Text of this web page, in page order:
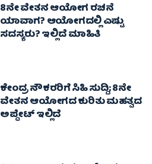
8ನೇ ವೇತನ ಆಯೋಗ ರಚನೆ
ಯಾವಾಗ? ಆಯೋಗದಲ್ಲಿ ಎಷ್ಟು
ಸದಸ್ಯರು? ಇಲ್ಲಿದೆ ಮಾಹಿತಿ
ಕೇಂದ್ರ ನೌಕರರಿಗೆ ಸಿಹಿ ಸುದ್ದಿ; 8ನೇ
ವೇತನ ಆಯೋಗದ ಕುರಿತು ಮಹತ್ವದ
ಅಪ್ಡೇಟ್ ಇಲ್ಲಿದೆ